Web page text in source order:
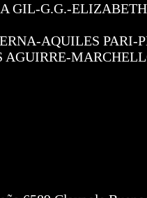
GIL-G.G.-
AQUILES PARI-